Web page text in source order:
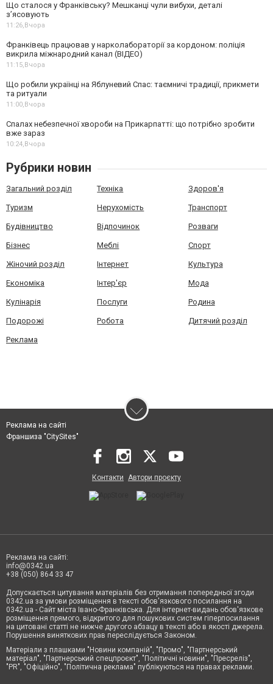
Що сталося у Франківську? Мешканці чули вибухи, деталі
з’ясовують
11:26, Вчора
Франківець працював у нарколабораторії за кордоном: поліція
викрила міжнародний канал (ВІДЕО)
11:15, Вчора
Що робили українці на Яблуневий Спас: таємничі традиції, прикмети
та ритуали
11:00, Вчора
Спалах небезпечної хвороби на Прикарпатті: що потрібно зробити
вже зараз
10:24, Вчора
Рубрики новин
Загальний розділ Техніка Здоров'я
Туризм Нерухомість Транспорт
Будівництво Відпочинок Розваги
Бізнес Меблі Спорт
Жіночий розділ Інтернет Культура
Економіка Інтер'єр Мода
Кулінарія Послуги Родина
Подорожі Робота Дитячий розділ
Реклама
Реклама на сайті
Франшиза "CitySites"
Контакти Автори проєкту
Реклама на сайті:
info@0342.ua
+38 (050) 864 33 47
Допускається цитування матеріалів без отримання попередньої згоди
0342.ua за умови розміщення в тексті обов'язкового посилання на
0342.ua - Сайт міста Івано-Франківська. Для інтернет-видань обов'язкове
розміщення прямого, відкритого для пошукових систем гіперпосилання
на цитовані статті не нижче другого абзацу в тексті або в якості джерела.
Порушення виняткових прав переслідується Законом.
Матеріали з плашками "Новини компаній", "Промо", "Партнерський
матеріал", "Партнерський спецпроєкт", "Політичні новини", "Пресреліз",
"PR", "Офіційно", "Політична реклама" публікуються на правах реклами.